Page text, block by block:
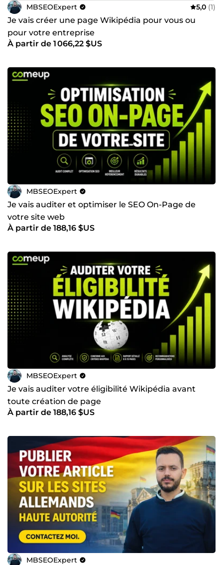
MBSEOExpert 5,0 (1)
Je vais créer une page Wikipédia pour vous ou
pour votre entreprise
À partir de 1 066,22 $US
MBSEOExpert
Je vais auditer et optimiser le SEO On-Page de
votre site web
À partir de 188,16 $US
MBSEOExpert
Je vais auditer votre éligibilité Wikipédia avant
toute création de page
À partir de 188,16 $US
MBSEOExpert